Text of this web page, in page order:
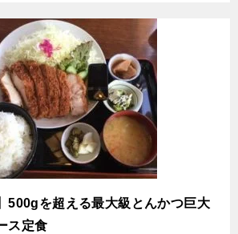
500gを超える最大級とんかつ巨大
ス定食